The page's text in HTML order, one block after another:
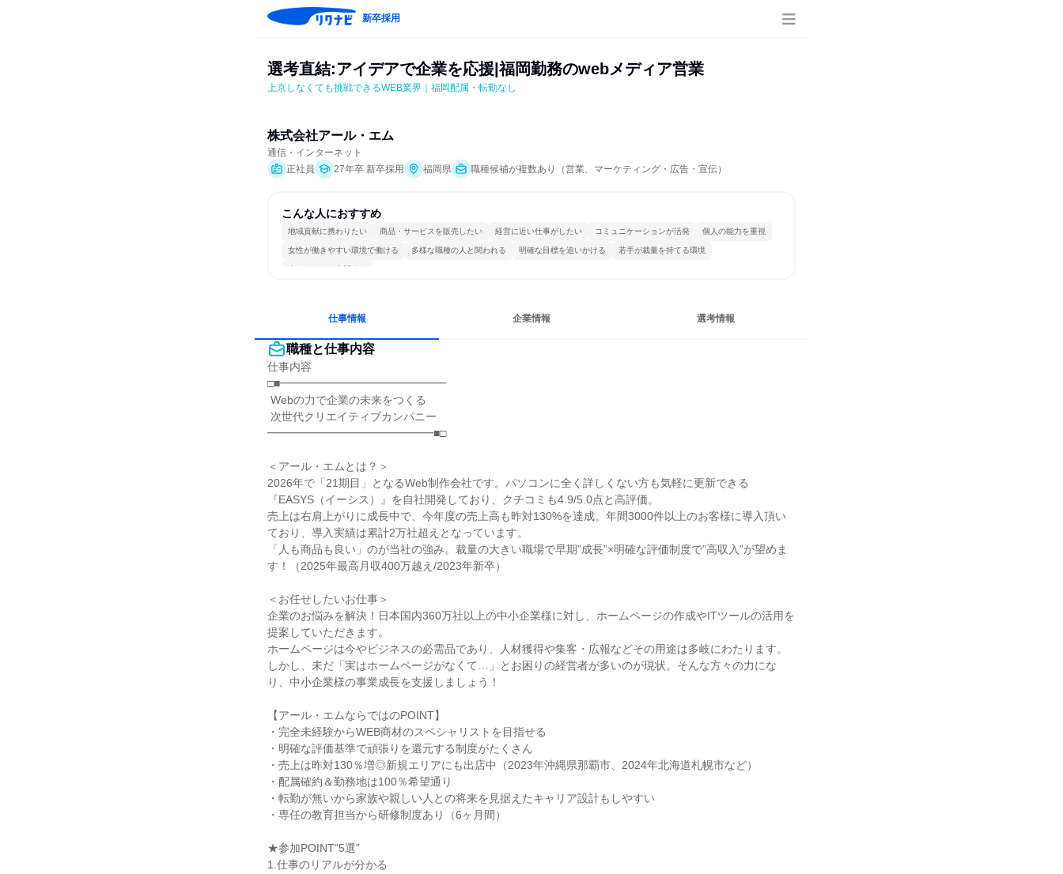
新卒採用
選考直結:アイデアで企業を応援|福岡勤務のwebメディア営業
上京しなくても挑戦できるWEB業界｜福岡配属・転勤なし
株式会社アール・エム
通信・インターネット
正社員
27年卒 新卒採用 福岡県 職種候補が複数あり（営業、マーケティング・広告・宣伝）
こんな人におすすめ
地域貢献に携わりたい 商品・サービスを販売したい 経営に近い仕事がしたい コミュニケーションが活発 個人の能力を重視
女性が働きやすい環境で働ける 多様な職種の人と関われる 明確な目標を追いかける 若手が裁量を持てる環境
人とたくさん会話する
仕事情報 企業情報 選考情報
職種と仕事内容
仕事内容
□■━━━━━━━━━━━━━━━
━━━━━━━━━━━━━━━■□
＜アール・エムとは？＞
2026年で「21期目」となるWeb制作会社です。パソコンに全く詳しくない方も気軽に更新できる
『EASYS（イーシス）』を自社開発しており、クチコミも4.9/5.0点と高評価。
売上は右肩上がりに成長中で、今年度の売上高も昨対130%を達成。年間3000件以上のお客様に導入頂い
ており、導入実績は累計2万社超えとなっています。
「人も商品も良い」のが当社の強み。裁量の大きい職場で早期”成長”×明確な評価制度で”高収入”が望めま
す！（2025年最高月収400万越え/2023年新卒）
＜お任せしたいお仕事＞
企業のお悩みを解決！日本国内360万社以上の中小企業様に対し、ホームページの作成やITツールの活用を
提案していただきます。
ホームページは今やビジネスの必需品であり、人材獲得や集客・広報などその用途は多岐にわたります。
しかし、未だ「実はホームページがなくて…」とお困りの経営者が多いのが現状。そんな方々の力にな
り、中小企業様の事業成長を支援しましょう！
【アール・エムならではのPOINT】
・完全未経験からWEB商材のスペシャリストを目指せる
・明確な評価基準で頑張りを還元する制度がたくさん
・売上は昨対130％増◎新規エリアにも出店中（2023年沖縄県那覇市、2024年北海道札幌市など）
・配属確約＆勤務地は100％希望通り
・転勤が無いから家族や親しい人との将来を見据えたキャリア設計もしやすい
・専任の教育担当から研修制度あり（6ヶ月間）
★参加POINT“5選”
1.仕事のリアルが分かる